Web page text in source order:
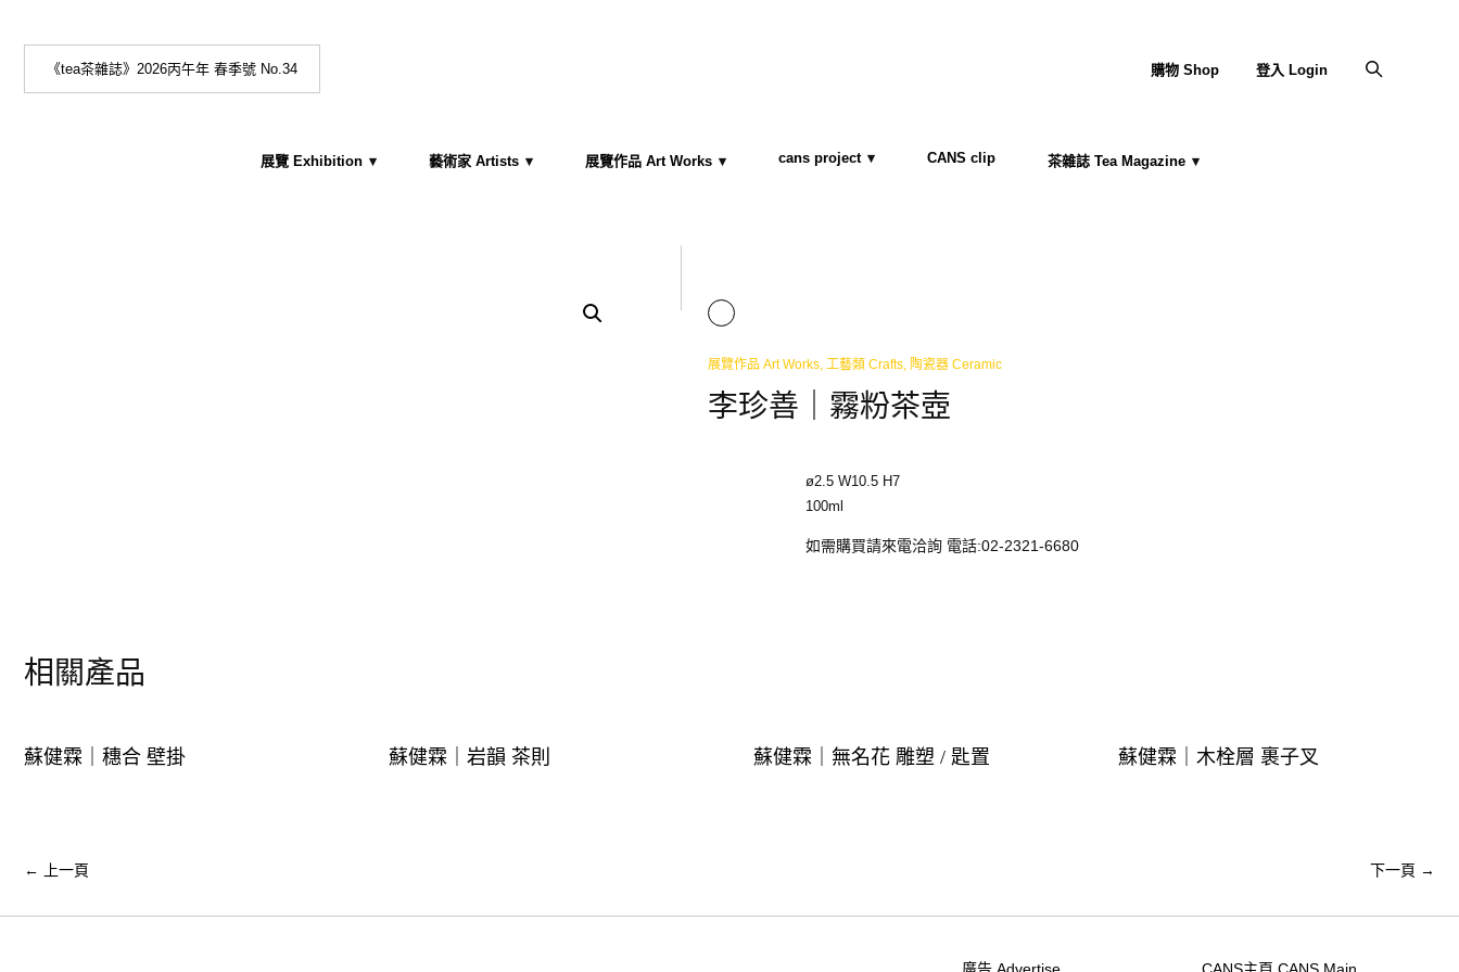
《tea茶雜誌》2026丙午年 春季號 No.34 購物 Shop 登入 Login
展覽 Exhibition 藝術家 Artists 展覽作品 Art Works cans project CANS clip 茶雜誌 Tea Magazine
展覽作品 Art Works, 工藝類 Crafts, 陶瓷器 Ceramic
李珍善｜霧粉茶壺
ø2.5 W10.5 H7
100ml
如需購買請來電洽詢 電話:02-2321-6680
相關產品
蘇健霖｜穗合 壁掛 蘇健霖｜岩韻 茶則 蘇健霖｜無名花 雕塑 / 匙置 蘇健霖｜木栓層 裹子叉
← 上一頁 下一頁 →